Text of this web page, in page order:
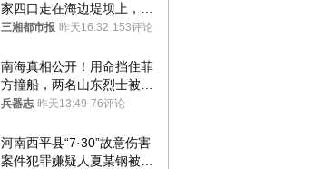
家四口走在海边堤坝上，其
中9岁男孩被巨浪卷入海
三湘都市报 昨天16:32 153评论
南海真相公开！用命挡住菲
方撞船，两名山东烈士被授
武警最高荣誉
兵器志 昨天13:49 76评论
河南西平县“7·30”故意伤害
案件犯罪嫌疑人夏某钢被抓